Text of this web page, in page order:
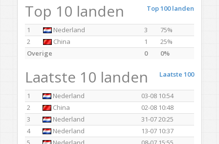
Top 100 landen
Top 10 landen
1 Nederland 3
75%
2
China 1
25%
Overige
0 0%
Laatste 100
Laatste 10 landen
1 Nederland
03-08 10:54
2
China
02-08 10:48
3
Nederland
31-07 20:25
4
Nederland
13-07 10:37